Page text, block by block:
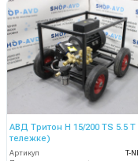
АВД Тритон H 15/200 TS 5.5 T
тележке)
Артикул
T-